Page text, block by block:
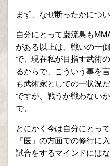
まず、なぜ断ったかについ
自分にとって巌流島も
がある以上は、戦いの一
で、現在私が目指す武術
るからで、こういう事を
も武術家としての一状況
ですが、戦うか戦わない
で。
とにかく今は自分にとっ
「医」の方面での修行に
試合をするマインドには